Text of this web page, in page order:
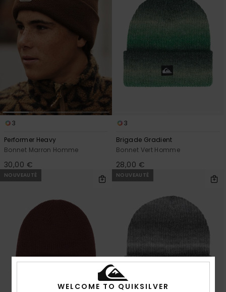
3
Performer Heavy
Bonnet Marron Homme
30,00 €
3
Brigade Gradient
Bonnet Vert Homme
28,00 €
NOUVEAUTÉ NOUVEAUTÉ
WELCOME TO QUIKSILVER